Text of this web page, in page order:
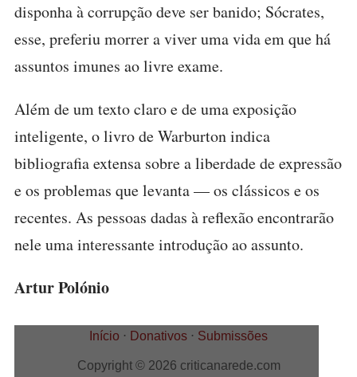
disponha à corrupção deve ser banido; Sócrates,
esse, preferiu morrer a viver uma vida em que há
assuntos imunes ao livre exame.
Além de um texto claro e de uma exposição
inteligente, o livro de Warburton indica
bibliografia extensa sobre a liberdade de expressão
e os problemas que levanta — os clássicos e os
recentes. As pessoas dadas à reflexão encontrarão
nele uma interessante introdução ao assunto.
Artur Polónio
Início ⋅ Donativos ⋅ Submissões
Copyright © 2026 criticanarede.com